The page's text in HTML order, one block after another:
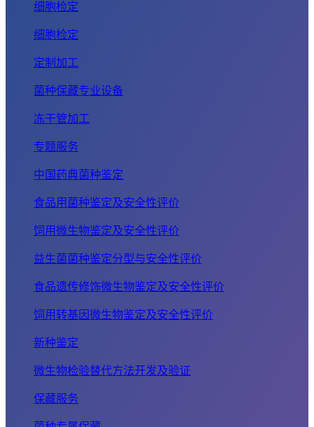
细胞检定
细胞检定
定制加工
菌种保藏专业设备
冻干管加工
专题服务
中国药典菌种鉴定
食品用菌种鉴定及安全性评价
饲用微生物鉴定及安全性评价
益生菌菌种鉴定分型与安全性评价
食品遗传修饰微生物鉴定及安全性评价
饲用转基因微生物鉴定及安全性评价
新种鉴定
微生物检验替代方法开发及验证
保藏服务